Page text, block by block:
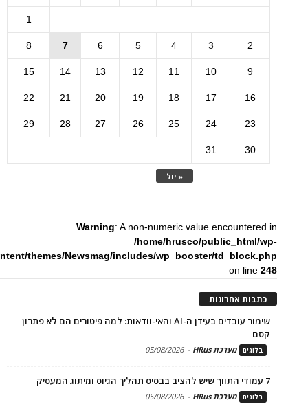
« יול
1
2
3
4
5
6
7
8
9
10
11
12
13
14
15
16
17
18
19
20
21
22
23
24
25
26
27
28
29
30
31
Warning: A non-numeric value encountered in
/home/hrusco/public_html/wp-
themes/Newsmag/includes/wp_booster/td_block.php
on line248
כתבות אחרונות
שימור עובדים בעידן ה-AI והאי-וודאות: למה פיטורים הם לא פתרון
קסם
בלוגים מערכת HRus -
05/08/2026
7 עמודי התווך שיש להציב בבסיס תהליך הגיוס ומיתוג המעסיק
בלוגים מערכת HRus -
05/08/2026